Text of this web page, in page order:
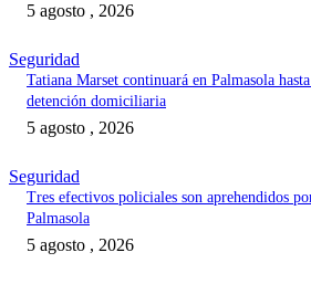
5 agosto , 2026
Seguridad
Tatiana Marset continuará en Palmasola
detención domiciliaria
5 agosto , 2026
Seguridad
Tres efectivos policiales son aprehendidos
Palmasola
5 agosto , 2026